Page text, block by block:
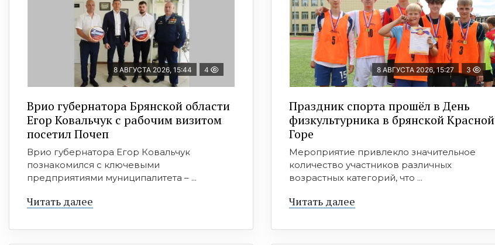
8 АВГУСТА 2026, 15:44 4
Врио губернатора Брянской области
Егор Ковальчук с рабочим визитом
посетил Почеп
Врио губернатора Егор Ковальчук
познакомился с ключевыми
предприятиями муниципалитета – ...
Читать далее
8 АВГУСТА 2026, 15:27 3
Праздник спорта прошёл в День
физкультурника в брянской Красной
Горе
Мероприятие привлекло значительное
количество участников различных
возрастных категорий, что ...
Читать далее